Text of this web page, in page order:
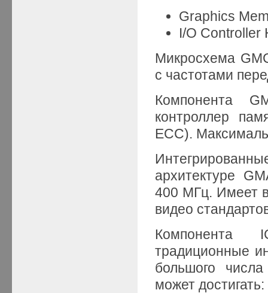
Graphics
I/O Controller
Микросхема
с частотами
Компонента
контроллер
ECC).
архитектуре
400 МГц. Имеет
видео
Компонента
традиционные
большого
может достигать: